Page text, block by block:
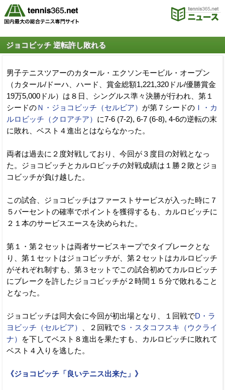
ジョコビッチ 逆転許し敗れる
男子テニスツアーのカタール・エクソンモービル・オープン
（カタール/ドーハ、ハード、賞金総額1,221,320ドル/優勝賞金
19万5,000ドル）は８日、シングルス準々決勝が行われ、第１
シードのＮ・ジョコビッチ（セルビア） が第７シードの Ｉ・カ
ルロビッチ（クロアチア） に7-6 (7-2), 6-7 (6-8), 4-6の逆転の末
に敗れ、ベスト４進出とはならなかった。
両者は過去に２度対戦しており、今回が３度目の対戦となっ
た。ジョコビッチとカルロビッチの対戦成績は１勝２敗とジョ
コビッチが負け越した。
この試合、ジョコビッチはファーストサービスが入った時に７
５パーセントの確率でポイントを獲得するも、カルロビッチに
２１本のサービスエースを決められた。
第１・第２セットは両者サービスキープでタイブレークとな
り、第１セットはジョコビッチが、第２セットはカルロビッチ
がそれぞれ制すも、第３セットでこの試合初めてカルロビッチ
にブレークを許したジョコビッチが２時間１５分で敗れること
となった。
ジョコビッチは同大会に今回が初出場となり、１回戦でD・ラ
ヨビッチ（セルビア）
、２回戦でＳ・スタコフスキ（ウクライ
ナ）
を下してベスト８進出を果たすも、カルロビッチに敗れて
ベスト４入りを逃した。
《ジョコビッチ「良いテニス出来た」》